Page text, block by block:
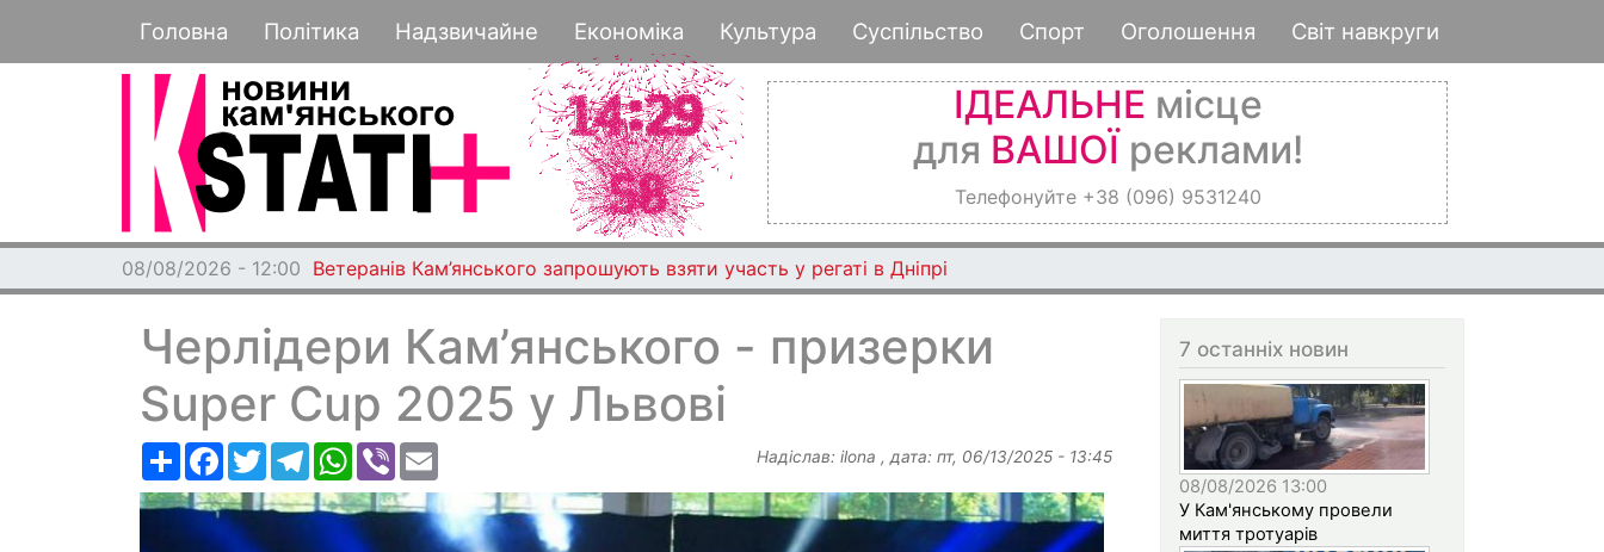
до
основного
Основная навигация
Головна Політика Надзвичайне Економіка Культура Суспільство Спорт Оголошення Світ навкруги
ІДЕАЛЬНЕ місце
для ВАШОЇ реклами!
Телефонуйте +38 (096) 9531240
08/08/2026 - 12:00 Ветеранів Кам’янського запрошують взяти участь у регаті в Дніпрі
Черлідери Кам’янського - призерки
Super Cup 2025 у Львові
РесурсFacebook
TwitterTelegramWhatsApp
Viber Надіслав: ilona , дата: пт, 06/13/2025 - 13:45
7 останніх новин
08/08/2026 13:00
У Кам'янському провели
миття тротуарів